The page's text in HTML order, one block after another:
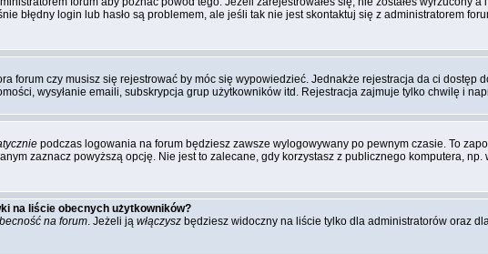
błędny login lub hasło są problemem, ale jeśli tak nie jest skontaktuj się z administratorem
forum czy musisz się rejestrować by móc się wypowiedzieć. Jednakże rejestracja da ci dostęp
wysyłanie emaili, subskrypcja grup użytkowników itd. Rejestracja zajmuje tylko chwilę i
podczas logowania na forum będziesz zawsze wylogowywany po pewnym czasie. To
zaznacz powyższą opcję. Nie jest to zalecane, gdy korzystasz z publicznego komputera,
na liście obecnych użytkowników?
na forum. Jeżeli ją włączysz będziesz widoczny na liście tylko dla administratorów oraz